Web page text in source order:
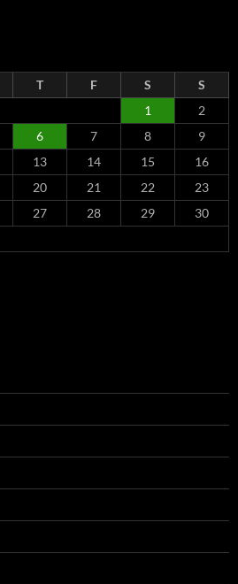
T F S
S
1
2
6 7 8
9
13 14 15
16
20 21 22
23
27 28 29
30